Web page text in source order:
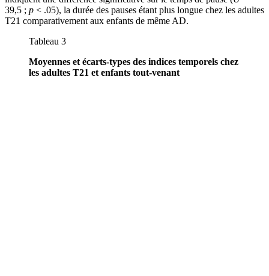
39,5 ; p < .05), la durée des pauses étant plus longue chez les adultes
T21 comparativement aux enfants de même AD.
Tableau 3
Moyennes et écarts-types des indices temporels chez
les adultes T21 et enfants tout-venant